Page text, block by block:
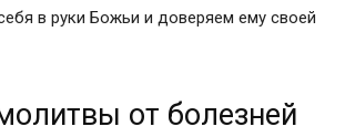
в руки Божьи и доверяем ему своей
от болезней